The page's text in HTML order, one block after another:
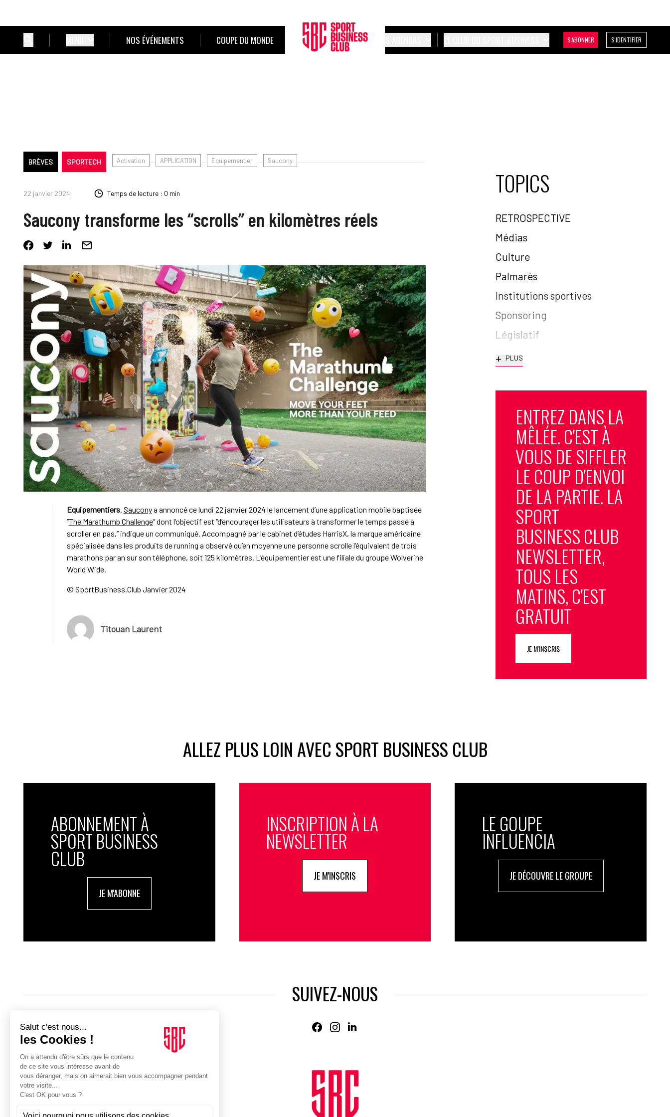
NOS ÉVÉNEMENTS COUPE DU MONDE S'ABONNER S'IDENTIFIER
BRÈVES SPORTECH Activation APPLICATION Equipementier Saucony
22 janvier 2024 Temps de lecture : 0 min
Saucony transforme les “scrolls” en kilomètres réels
Equipementiers. Sauconya annoncé ce lundi 22 janvier 2024 le lancement d’une application mobile baptisée
“The Marathumb Challenge” dont l’objectif est “d’encourager les utilisateurs à transformer le temps passé à
scroller en pas,” indique un communiqué. Accompagné par le cabinet d’études HarrisX, la marque américaine
spécialisée dans les produits de running a observé qu’en moyenne une personne scrolle l’équivalent de trois
marathons par an sur son téléphone, soit 125 kilomètres. L’équipementier est une filiale du groupe Wolverine
World Wide.
© SportBusiness.Club Janvier 2024
Titouan Laurent
TOPICS
RETROSPECTIVE
Médias
Culture
Palmarès
Institutions sportives
Sponsoring
Législatif
+ PLUS
ENTREZ DANS LA
MÊLÉE. C'EST À
VOUS DE SIFFLER
LE COUP D'ENVOI
DE LA PARTIE. LA
SPORT
BUSINESS CLUB
NEWSLETTER,
TOUS LES
MATINS, C'EST
GRATUIT
JE M'INSCRIS
ALLEZ PLUS LOIN AVEC SPORT BUSINESS CLUB
ABONNEMENT À
SPORT BUSINESS
CLUB
JE M'ABONNE
INSCRIPTION À LA
NEWSLETTER
JE M'INSCRIS
LE GOUPE
INFLUENCIA
JE DÉCOUVRE LE GROUPE
SUIVEZ-NOUS